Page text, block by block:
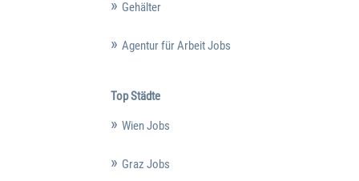
Gehälter
Agentur für Arbeit Jobs
Top Städte
Wien Jobs
Graz Jobs